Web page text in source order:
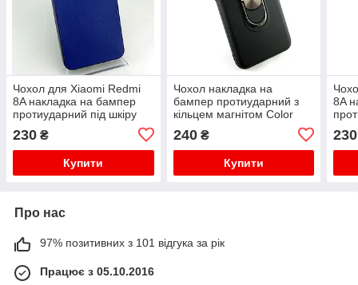
Чохол для Xiaomi Redmi
8A накладка на бампер
протиударний під шкіру
230 ₴
Купити
Чохол накладка на
бампер протиударний з
кільцем магнітом Color
Ring для Xiaomi Redmi 8A
чорний
240₴
Купити
8A
230
Про нас
97% позитивних з 101 відгука за рік
Працює з 05.10.2016